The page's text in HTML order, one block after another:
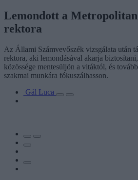
Lemondott a
rektora
Az Állami Számvevőszék vizsgálata után
rektora, aki lemondásával akarja
közössége mentesüljön a vitáktól, és
szakmai munkára fókuszálhasson.
Gál Luca